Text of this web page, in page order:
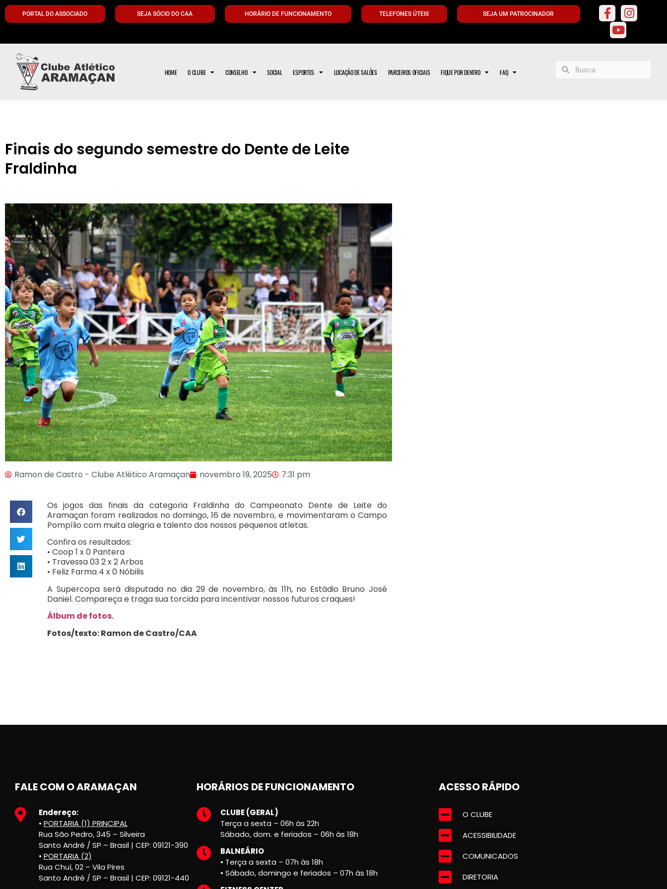
PORTAL DO ASSOCIADO SEJA SÓCIO DO CAA HORÁRIO DE FUNCIONAMENTO TELEFONES ÚTEIS SEJA UM PATROCINADOR
HOME O CLUBE CONSELHO SOCIAL ESPORTES LOCAÇÃO DE SALÕES PARCEIROS OFICIAIS FIQUE POR DENTRO FAQ
Finais do segundo semestre do Dente de Leite
Fraldinha
Ramon de Castro - Clube Atlético Aramaçan novembro 19, 2025 7:31 pm
Os jogos das finais da categoria Fraldinha do Campeonato Dente de Leite do
Aramaçan foram realizados no domingo, 16 de novembro, e movimentaram o Campo
Pompílio com muita alegria e talento dos nossos pequenos atletas.
Confira os resultados:
• Coop 1 x 0 Pantera
• Travessa 03 2 x 2 Arbos
• Feliz Farma 4 x 0 Nóbilis
A Supercopa será disputada no dia 29 de novembro, às 11h, no Estádio Bruno José
Daniel. Compareça e traga sua torcida para incentivar nossos futuros craques!
Álbum de fotos.
Fotos/texto: Ramon de Castro/CAA
FALE COM O ARAMAÇAN
Endereço:
• PORTARIA (1) PRINCIPAL
Rua São Pedro, 345 – Silveira
Santo André / SP – Brasil | CEP: 09121-390
• PORTARIA (2)
Rua Chuí, 02 – Vila Pires
Santo André / SP – Brasil | CEP: 09121-440
HORÁRIOS DE FUNCIONAMENTO
CLUBE (GERAL)
Terça a sexta – 06h às 22h
Sábado, dom. e feriados – 06h às 18h
BALNEÁRIO
• Terça a sexta – 07h às 18h
• Sábado, domingo e feriados – 07h às 18h
ACESSO RÁPIDO
O CLUBE
ACESSIBILIDADE
COMUNICADOS
DIRETORIA